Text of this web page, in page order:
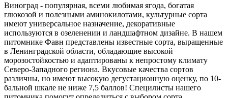
Виноград - популярная, всеми любимая ягода, богатая
глюкозой и полезными аминокилотами, культурные сорта
имеют универсальное назначение, декоративные
используются в озеленении и ландшафтном дизайне. В нашем
питомнике Фавн представлены известные сорта, выращенные
в Ленинградской области, обладающие высокой
морозостойкостью и адаптированы к непростому климату
Северо-Западного региона. Вкусовые качества сортов
различны, но имеют высокую дегустационную оценку, по 10-
бальной шкале не ниже 7,5 баллов! Специлисты нашего